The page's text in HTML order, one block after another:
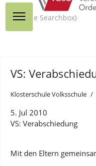
{module Searchbox}
VS:
Klosterschule Volksschule
5. Jul 2010
VS: Verabschiedung
Mit den Eltern